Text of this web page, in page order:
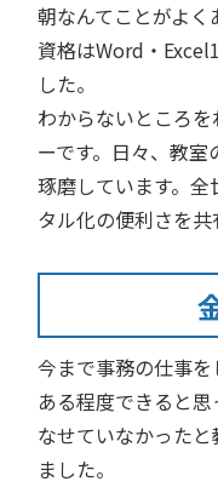
朝なんてことがよく
資格はWord・
した。
わからないところ
ーです。日々、教
琢磨しています。
タル化の便利さを共
今まで事務の仕事
ある程度できると
なせていなかった
ました。